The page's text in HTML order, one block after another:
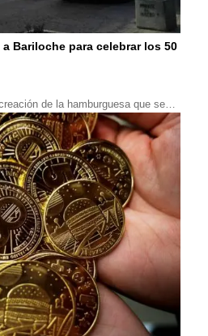
Bariloche para celebrar los 50
de la hamburguesa que se…